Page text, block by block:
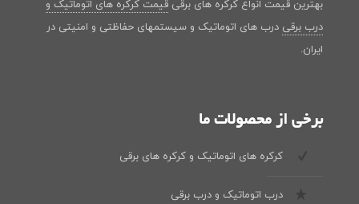
بهترین قیمت انواع کرکره های برقی قیمت کرکره های اتوماتیک و
درب برقی درب های اتوماتیک و سیستمهای حفاظتی و امنیتی در
ایران.
برخی از محصولات ما
کرکره های اتوماتیک و کرکره های برقی
درب اتوماتیک و درب برقی